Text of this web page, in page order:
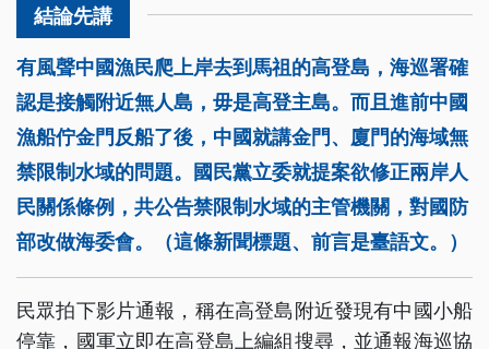
有風聲中國漁民爬上岸去到馬祖的高登島，海巡署確
認是接觸附近無人島，毋是高登主島。而且進前中國
漁船佇金門反船了後，中國就講金門、廈門的海域無
禁限制水域的問題。國民黨立委就提案欲修正兩岸人
民關係條例，共公告禁限制水域的主管機關，對國防
部改做海委會。（這條新聞標題、前言是臺語文。）
民眾拍下影片通報，稱在高登島附近發現有中國小船
停靠，國軍立即在高登島上編組搜尋，並通報海巡協